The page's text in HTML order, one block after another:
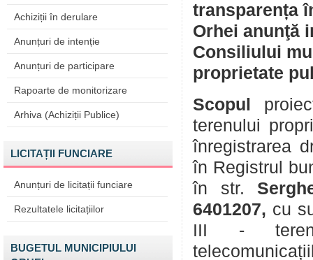
Achiziții în derulare
Anunțuri de intenție
Anunțuri de participare
Rapoarte de monitorizare
Arhiva (Achiziții Publice)
LICITAȚII FUNCIARE
Anunțuri de licitații funciare
Rezultatele licitațiilor
BUGETUL MUNICIPIULUI
transparența
Orhei anunţă
Consiliului
proprietate
Scopul
terenului
înregistrarea
în Registrul
în str.
6401207, cu
III -